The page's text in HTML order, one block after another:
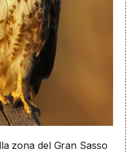
zona del Gran Sasso